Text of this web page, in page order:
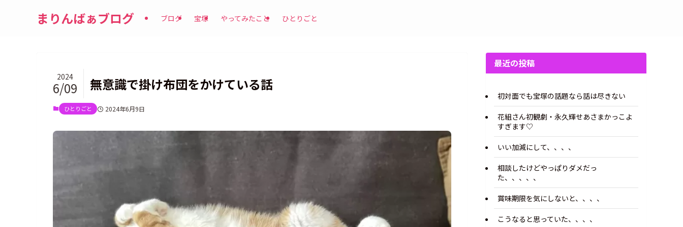
まりんばぁブログ ブログ 宝塚 やってみたこと ひとりごと
無意識で掛け布団をかけている話
2024
6/09
ひとりごと 2024年6月9日
最近の投稿
初対面でも宝塚の話題なら話は尽きない
花組さん初観劇・永久輝せあさまかっこよ
すぎます♡
いい加減にして、、、、
相談したけどやっぱりダメだっ
た、、、、、
賞味期限を気にしないと、、、、
こうなると思っていた、、、、